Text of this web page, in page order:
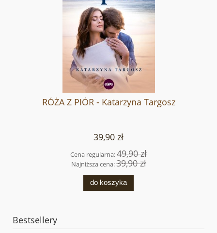
RÓŻA Z PIÓR - Katarzyna Targosz
39,90 zł
Cena regularna:49,90 zł
Najniższa cena:39,90 zł
do koszyka
Bestsellery